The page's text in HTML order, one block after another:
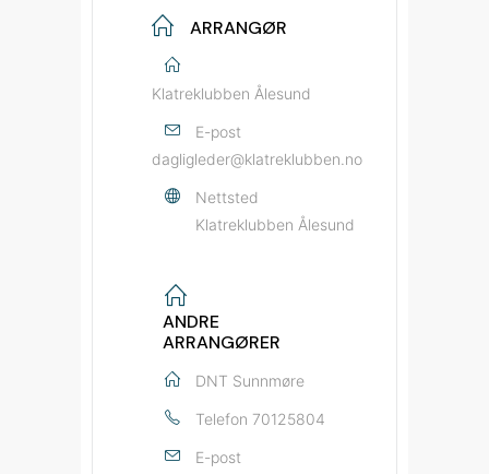
ARRANGØR
Klatreklubben Ålesund
E-post
dagligleder@klatreklubben.no
Nettsted
Klatreklubben Ålesund
ANDRE
ARRANGØRER
DNT Sunnmøre
Telefon 70125804
E-post